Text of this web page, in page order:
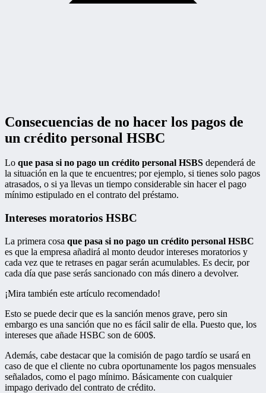
Consecuencias de no hacer los pagos de
un crédito personal HSBC
Lo que pasa si no pago un crédito personal HSBS dependerá de
la situación en la que te encuentres; por ejemplo, si tienes solo pagos
atrasados, o si ya llevas un tiempo considerable sin hacer el pago
mínimo estipulado en el contrato del préstamo.
Intereses moratorios HSBC
La primera cosa que pasa si no pago un crédito personal HSBC
es que la empresa añadirá al monto deudor intereses moratorios y
cada vez que te retrases en pagar serán acumulables. Es decir, por
cada día que pase serás sancionado con más dinero a devolver.
¡Mira también este artículo recomendado!
Esto se puede decir que es la sanción menos grave, pero sin
embargo es una sanción que no es fácil salir de ella. Puesto que, los
intereses que añade HSBC son de 600$.
Además, cabe destacar que la comisión de pago tardío se usará en
caso de que el cliente no cubra oportunamente los pagos mensuales
señalados, como el pago mínimo. Básicamente con cualquier
impago derivado del contrato de crédito.